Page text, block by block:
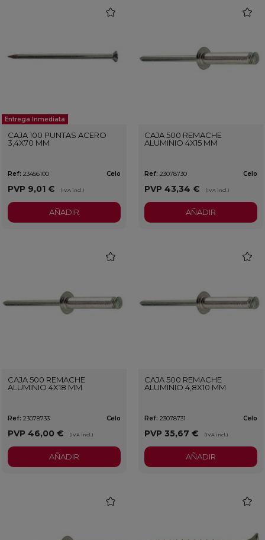
Entrega Inmediata
CAJA 100 PUNTAS ACERO
3,4X70 MM
Ref: 23456100 Celo
PVP 9,01 € (IVA incl.)
AÑADIR
CAJA 500 REMACHE
ALUMINIO 4X15 MM
Ref: 23078730 Celo
PVP 43,34 € (IVA incl.)
AÑADIR
CAJA 500 REMACHE
ALUMINIO 4X18 MM
Ref: 23078733 Celo
PVP 46,00 € (IVA incl.)
AÑADIR
CAJA 500 REMACHE
ALUMINIO 4,8X10 MM
Ref: 23078731 Celo
PVP 35,67 € (IVA incl.)
AÑADIR